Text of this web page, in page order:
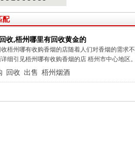
配
收,梧州哪里有回收黄金的
梧州哪有收购香烟的店随着人们对香烟的需求
细引见梧州哪有收购香烟的店 梧州市中心地区
回收 出售 梧州烟酒